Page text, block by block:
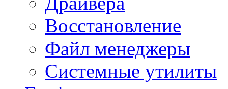
Восстановление
Файл менеджеры
Системные утилиты